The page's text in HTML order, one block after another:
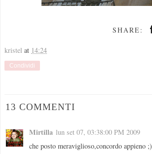
SHARE:
kristel at 14:24
Condividi
13 COMMENTI
Mirtilla lun set 07, 03:38:00 PM 2009
che posto meraviglioso,concordo appieno ;)